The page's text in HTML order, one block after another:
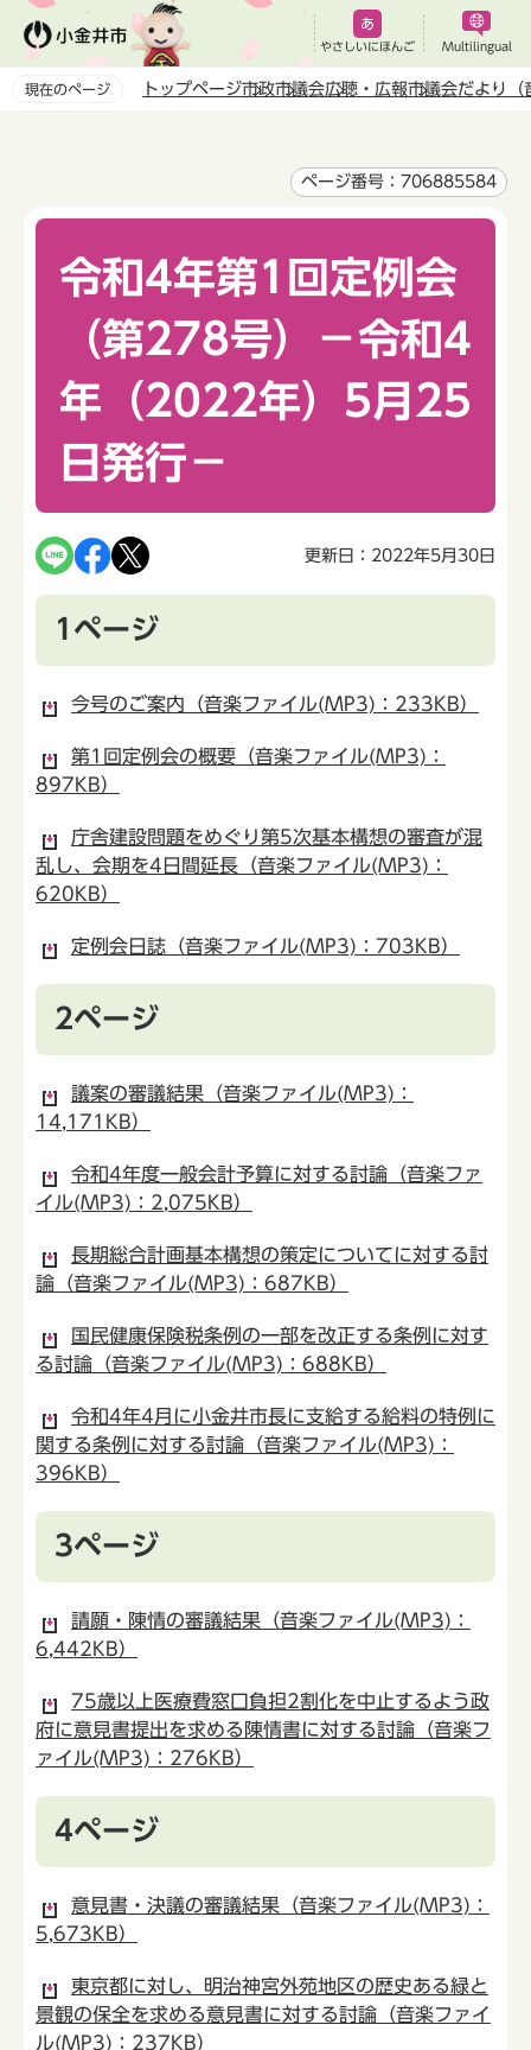
ペ
やさしいにほんご Multilingual
現在のページ トップページ市政市議会広聴・広報市議会だより（
ページ番号：706885584
令和4年第1回定例会
（第278号）－令和4
年（2022年）5月25
日発行－
更新日：2022年5月30日
1ページ
今号のご案内（音楽ファイル(MP3)：233KB）
第1回定例会の概要（音楽ファイル(MP3)：
897KB）
庁舎建設問題をめぐり第5次基本構想の審査が混
乱し、会期を4日間延長（音楽ファイル(MP3)：
620KB）
定例会日誌（音楽ファイル(MP3)：703KB）
2ページ
議案の審議結果（音楽ファイル(MP3)：
14,171KB）
令和4年度一般会計予算に対する討論（音楽ファ
イル(MP3)：2,075KB）
長期総合計画基本構想の策定についてに対する討
論（音楽ファイル(MP3)：687KB）
国民健康保険税条例の一部を改正する条例に対す
る討論（音楽ファイル(MP3)：688KB）
令和4年4月に小金井市長に支給する給料の特例に
関する条例に対する討論（音楽ファイル(MP3)：
396KB）
3ページ
請願・陳情の審議結果（音楽ファイル(MP3)：
6,442KB）
75歳以上医療費窓口負担2割化を中止するよう政
府に意見書提出を求める陳情書に対する討論（音楽フ
ァイル(MP3)：276KB）
4ページ
意見書・決議の審議結果（音楽ファイル(MP3)：
5,673KB）
東京都に対し、明治神宮外苑地区の歴史ある緑と
景観の保全を求める意見書に対する討論（音楽ファイ
ル(MP3)：237KB）